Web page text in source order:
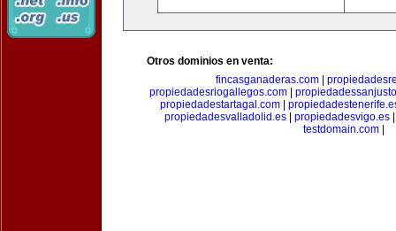
Otros dominios en venta:
fincasganaderas.com|
propiedadesriogallegos.com|
propiedadestartagal.com|
propiedadesvalladolid.es
propiedadesvigo.es
testdomain.com